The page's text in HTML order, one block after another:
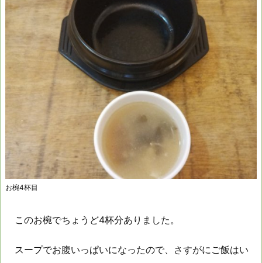
お椀4杯目
このお椀でちょうど4杯分ありました。
スープでお腹いっぱいになったので、さすがにご飯はい